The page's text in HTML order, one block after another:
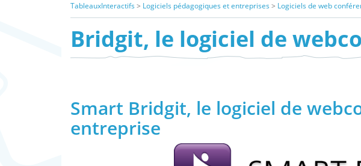
TableauxInteractifs > Logiciels pédagogiques et entreprises > Logiciels de web
Bridgit, le logiciel de
Smart Bridgit, le logiciel de
entreprise